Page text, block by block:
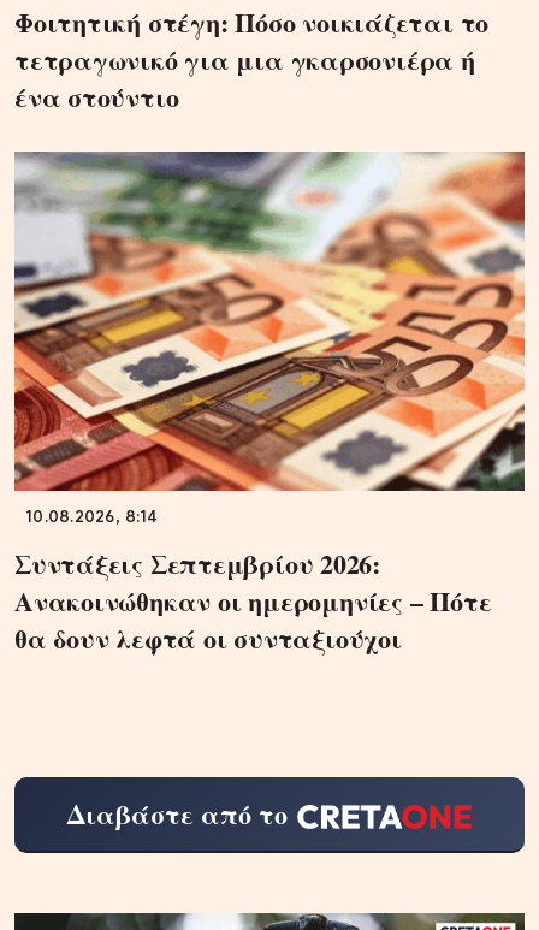
Φοιτητική στέγη: Πόσο νοικιάζεται το
τετραγωνικό για μια γκαρσονιέρα ή
ένα στούντιο
10.08.2026, 8:14
Συντάξεις Σεπτεμβρίου 2026:
Ανακοινώθηκαν οι ημερομηνίες – Πότε
θα δουν λεφτά οι συνταξιούχοι
Διαβάστε από το